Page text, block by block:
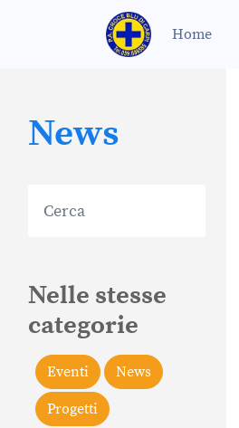
Home
News
Nelle stesse
categorie
Eventi News
Progetti